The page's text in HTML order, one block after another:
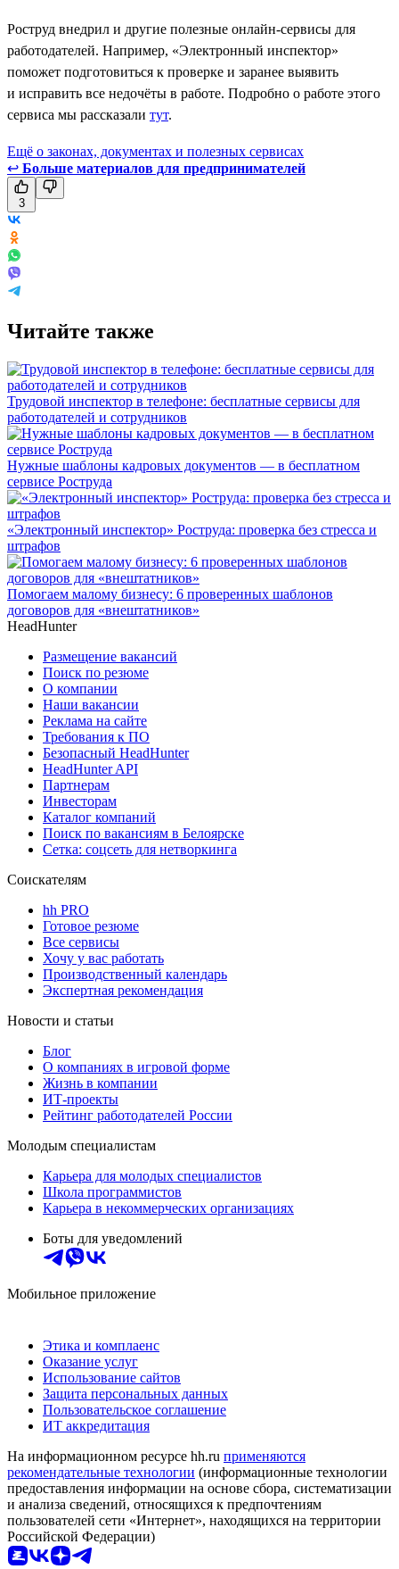
Роструд внедрил и другие полезные онлайн-сервисы для
работодателей. Например, «Электронный инспектор»
поможет подготовиться к проверке и заранее выявить
и исправить все недочёты в работе. Подробно о работе этого
сервиса мы рассказали тут.
Ещё о законах, документах и полезных сервисах
↩ Больше материалов для предпринимателей
3
Читайте также
Трудовой инспектор в телефоне: бесплатные сервисы для
работодателей и сотрудников
Нужные шаблоны кадровых документов — в бесплатном
сервисе Роструда
«Электронный инспектор» Роструда: проверка без стресса и
штрафов
Помогаем малому бизнесу: 6 проверенных шаблонов
договоров для «внештатников»
HeadHunter
Размещение вакансий
Поиск по резюме
О компании
Наши вакансии
Реклама на сайте
Требования к ПО
Безопасный HeadHunter
HeadHunter API
Партнерам
Инвесторам
Каталог компаний
Поиск по вакансиям в Белоярске
Сетка: соцсеть для нетворкинга
Соискателям
hh PRO
Готовое резюме
Все сервисы
Хочу у вас работать
Производственный календарь
Экспертная рекомендация
Новости и статьи
Блог
О компаниях в игровой форме
Жизнь в компании
ИТ-проекты
Рейтинг работодателей России
Молодым специалистам
Карьера для молодых специалистов
Школа программистов
Карьера в некоммерческих организациях
Боты для уведомлений
Мобильное приложение
Этика и комплаенс
Оказание услуг
Использование сайтов
Защита персональных данных
Пользовательское соглашение
ИТ аккредитация
На информационном ресурсе hh.ru применяются
рекомендательные технологии (информационные технологии
предоставления информации на основе сбора, систематизации
и анализа сведений, относящихся к предпочтениям
пользователей сети «Интернет», находящихся на территории
Российской Федерации)